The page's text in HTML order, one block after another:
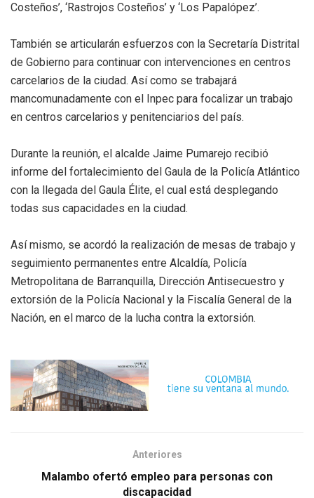
Costeños’, ‘Rastrojos Costeños’ y ‘Los Papalópez’.
También se articularán esfuerzos con la Secretaría Distrital
de Gobierno para continuar con intervenciones en centros
carcelarios de la ciudad. Así como se trabajará
mancomunadamente con el Inpec para focalizar un trabajo
en centros carcelarios y penitenciarios del país.
Durante la reunión, el alcalde Jaime Pumarejo recibió
informe del fortalecimiento del Gaula de la Policía Atlántico
con la llegada del Gaula Élite, el cual está desplegando
todas sus capacidades en la ciudad.
Así mismo, se acordó la realización de mesas de trabajo y
seguimiento permanentes entre Alcaldía, Policía
Metropolitana de Barranquilla, Dirección Antisecuestro y
extorsión de la Policía Nacional y la Fiscalía General de la
Nación, en el marco de la lucha contra la extorsión.
Anteriores
Malambo ofertó empleo para personas con
discapacidad